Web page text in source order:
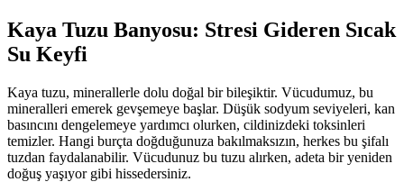
Kaya Tuzu Banyosu: Stresi Gideren Sıcak
Su Keyfi
Kaya tuzu, minerallerle dolu doğal bir bileşiktir. Vücudumuz, bu
mineralleri emerek gevşemeye başlar. Düşük sodyum seviyeleri, kan
basıncını dengelemeye yardımcı olurken, cildinizdeki toksinleri
temizler. Hangi burçta doğduğunuza bakılmaksızın, herkes bu şifalı
tuzdan faydalanabilir. Vücudunuz bu tuzu alırken, adeta bir yeniden
doğuş yaşıyor gibi hissedersiniz.